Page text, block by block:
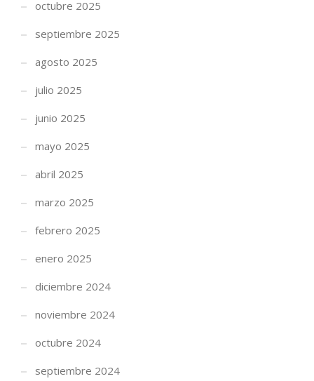
octubre 2025
septiembre 2025
agosto 2025
julio 2025
junio 2025
mayo 2025
abril 2025
marzo 2025
febrero 2025
enero 2025
diciembre 2024
noviembre 2024
octubre 2024
septiembre 2024